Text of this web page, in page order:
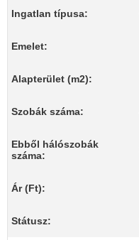
Ingatlan típusa:
Emelet:
Alapterület (m2):
Szobák száma:
Ebből hálószobák
száma:
Ár (Ft):
Státusz: